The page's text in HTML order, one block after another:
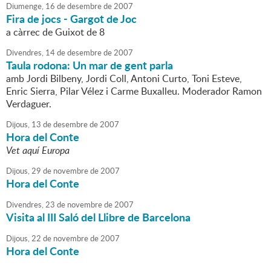
Diumenge, 16 dedesembrede2007
Fira de jocs - Gargot de Joc
a càrrec de Guixot de 8
Divendres, 14dedesembrede2007
Taula rodona: Un mar de gent parla
amb Jordi Bilbeny, Jordi Coll, Antoni Curto, Toni Esteve,
Enric Sierra, Pilar Vélez i Carme Buxalleu. Moderador Ramon
Verdaguer.
Dijous, 13 dedesembrede2007
Hora del Conte
Vet aquí Europa
Dijous,29 de novembrede2007
Hora del Conte
Divendres,23 de novembrede2007
Visita al III Saló del Llibre de Barcelona
Dijous,22 de novembrede2007
Hora del Conte